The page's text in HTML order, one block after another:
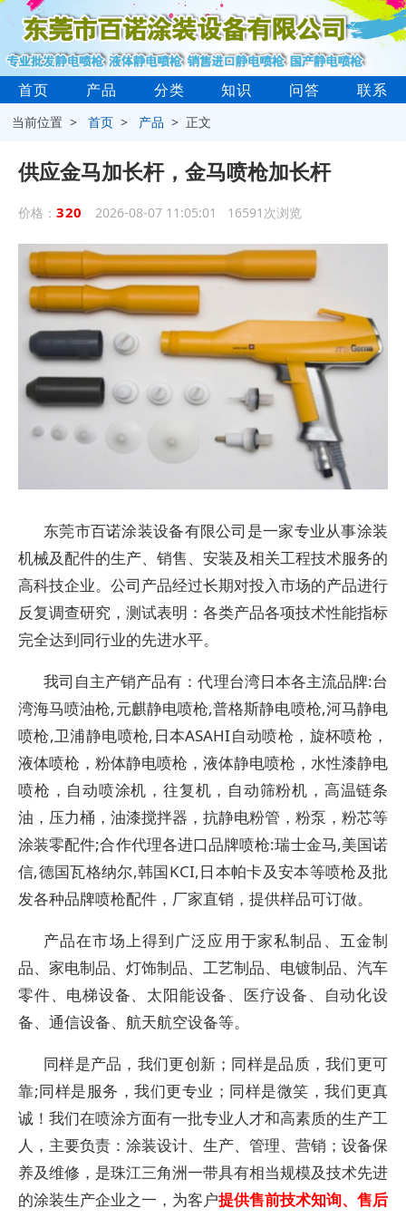
首页 产品 分类 知识 问答 联系
当前位置 >首页 > 产品 > 正文
供应金马加长杆，金马喷枪加长杆
价格： 320 2026-08-07 11:05:01 16591次浏览
东莞市百诺涂装设备有限公司 是一家专业从事涂装
机械及配件的生产、销售、安装及相关工程技术服务的
高科技企业。公司产品经过长期对投入市场的产品进行
反复调查研究，测试表明：各类产品各项技术性能指标
完全达到同行业的先进水平。
我司 自主产销产品有：代理台湾日本各主流品牌:台
湾海马喷油枪,元麒静电喷枪,普格斯静电喷枪,河马静电
喷枪,卫浦静电喷枪,日本ASAHI自动喷枪 ， 旋杯喷枪 ，
液体喷枪 ， 粉体静电喷枪 ， 液体静电喷枪 ， 水性漆静电
喷枪 ， 自动喷涂机 ， 往复机 ， 自动筛粉机 ，高温链条
油，压力桶，油漆搅拌器，抗静电粉管，粉泵，粉芯等
涂装零配件;合作代理各进口品牌喷枪:瑞士金马,美国诺
信,德国瓦格纳尔,韩国KCI,日本帕卡及安本等喷枪及批
发各种品牌喷枪配件，厂家直销，提供样品可订做。
产品在市场上得到广泛应用于家私制品、五金制
品、家电制品、灯饰制品、工艺制品、电镀制品、汽车
零件、电梯设备、太阳能设备、医疗设备、自动化设
备、通信设备、航天航空设备等。
同样是产品，我们更创新；同样是品质，我们更可
靠;同样是服务，我们更专业；同样是微笑，我们更真
诚！ 我们在喷涂方面有一批专业人才和高素质的生产工
人 ，主要负责：涂装设计、生产、管理、营销 ； 设备保
养及维修，是珠江三角洲一带具有相当规模及技术先进
的涂装生产企业之一 ，为客户提供售前技术知询、售后